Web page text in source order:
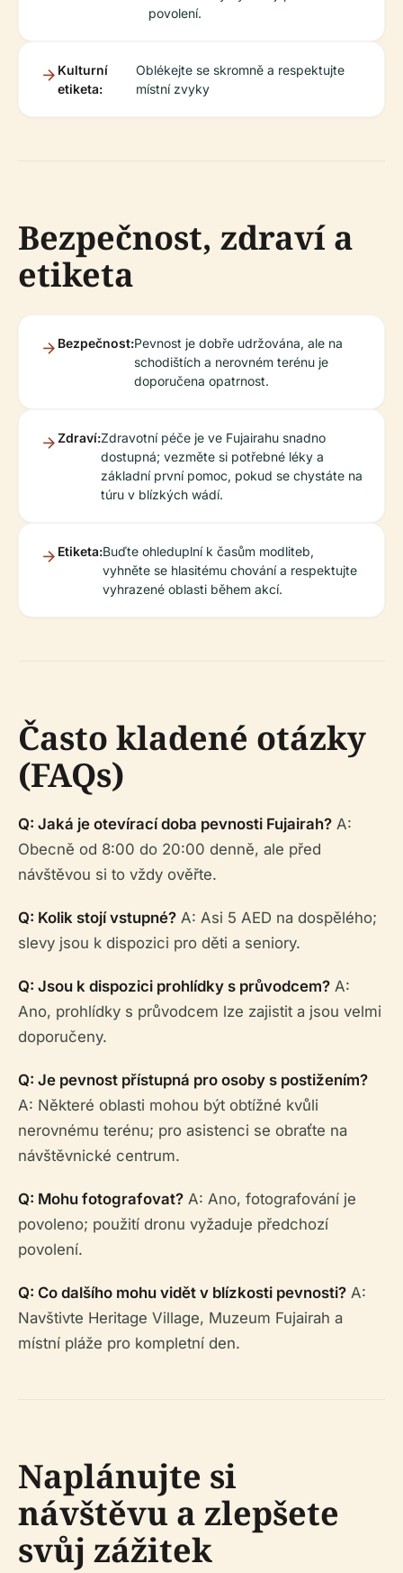
povolení.
Kulturní
etiketa:
Oblékejte se skromně a respektujte
místní zvyky
Bezpečnost, zdraví a
etiketa
Bezpečnost:Pevnost je dobře udržována, ale na
schodištích a nerovném terénu je
doporučena opatrnost.
Zdraví:Zdravotní péče je ve Fujairahu snadno
dostupná; vezměte si potřebné léky a
základní první pomoc, pokud se chystáte na
túru v blízkých wádí.
Etiketa:Buďte ohleduplní k časům modliteb,
vyhněte se hlasitému chování a respektujte
vyhrazené oblasti během akcí.
Často kladené otázky
(FAQs)
Q: Jaká je otevírací doba pevnosti Fujairah? A:
Obecně od 8:00 do 20:00 denně, ale před
návštěvou si to vždy ověřte.
Q: Kolik stojí vstupné? A: Asi 5 AED na dospělého;
slevy jsou k dispozici pro děti a seniory.
Q: Jsou k dispozici prohlídky s průvodcem? A:
Ano, prohlídky s průvodcem lze zajistit a jsou velmi
doporučeny.
Q: Je pevnost přístupná pro osoby s postižením?
A: Některé oblasti mohou být obtížné kvůli
nerovnému terénu; pro asistenci se obraťte na
návštěvnické centrum.
Q: Mohu fotografovat? A: Ano, fotografování je
povoleno; použití dronu vyžaduje předchozí
povolení.
Q: Co dalšího mohu vidět v blízkosti pevnosti? A:
Navštivte Heritage Village, Muzeum Fujairah a
místní pláže pro kompletní den.
Naplánujte si
návštěvu a zlepšete
svůj zážitek